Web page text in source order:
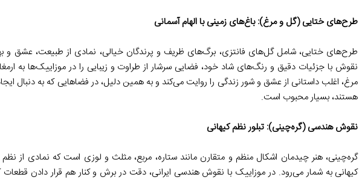
طرح‌های ختایی (گل و مرغ): باغ‌های زمینی با الهام آسمانی
طرح‌های ختایی، شامل گل‌های فانتزی، برگ‌های ظریف و پرندگان خیالی، نمادی از طبیعت، عشق
نقوش با جزئیات دقیق و رنگ‌های شاد خود، فضایی سرشار از طراوت و زیبایی را در موزاییک‌ها به
مرغ، اغلب داستانی از عشق و شور زندگی را روایت می‌کند و به همین دلیل، در فضاهایی که به دنبال
هستند، بسیار محبوب است.
نقوش هندسی (گره‌چینی): تبلور نظم کیهانی
گره‌چینی، هنر چیدمان اشکال منظم و متقارن مانند ستاره، مربع، مثلث و لوزی است که نمادی از
کیهانی به شمار می‌رود. در موزاییک با نقوش هندسی ایرانی، دقت در برش و کنار هم قرار دادن